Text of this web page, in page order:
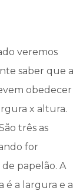
veremos
saber que a
obedecer
x altura.
três as
for
papelão. A
é a largura e a